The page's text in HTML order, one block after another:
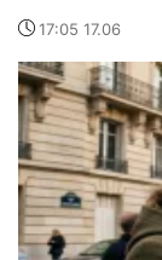
17:05 17.06